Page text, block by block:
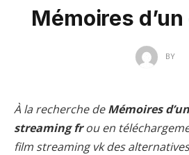
Mémoires
BY
À la recherche deMémoires
streaming frou en
film streaming vk des